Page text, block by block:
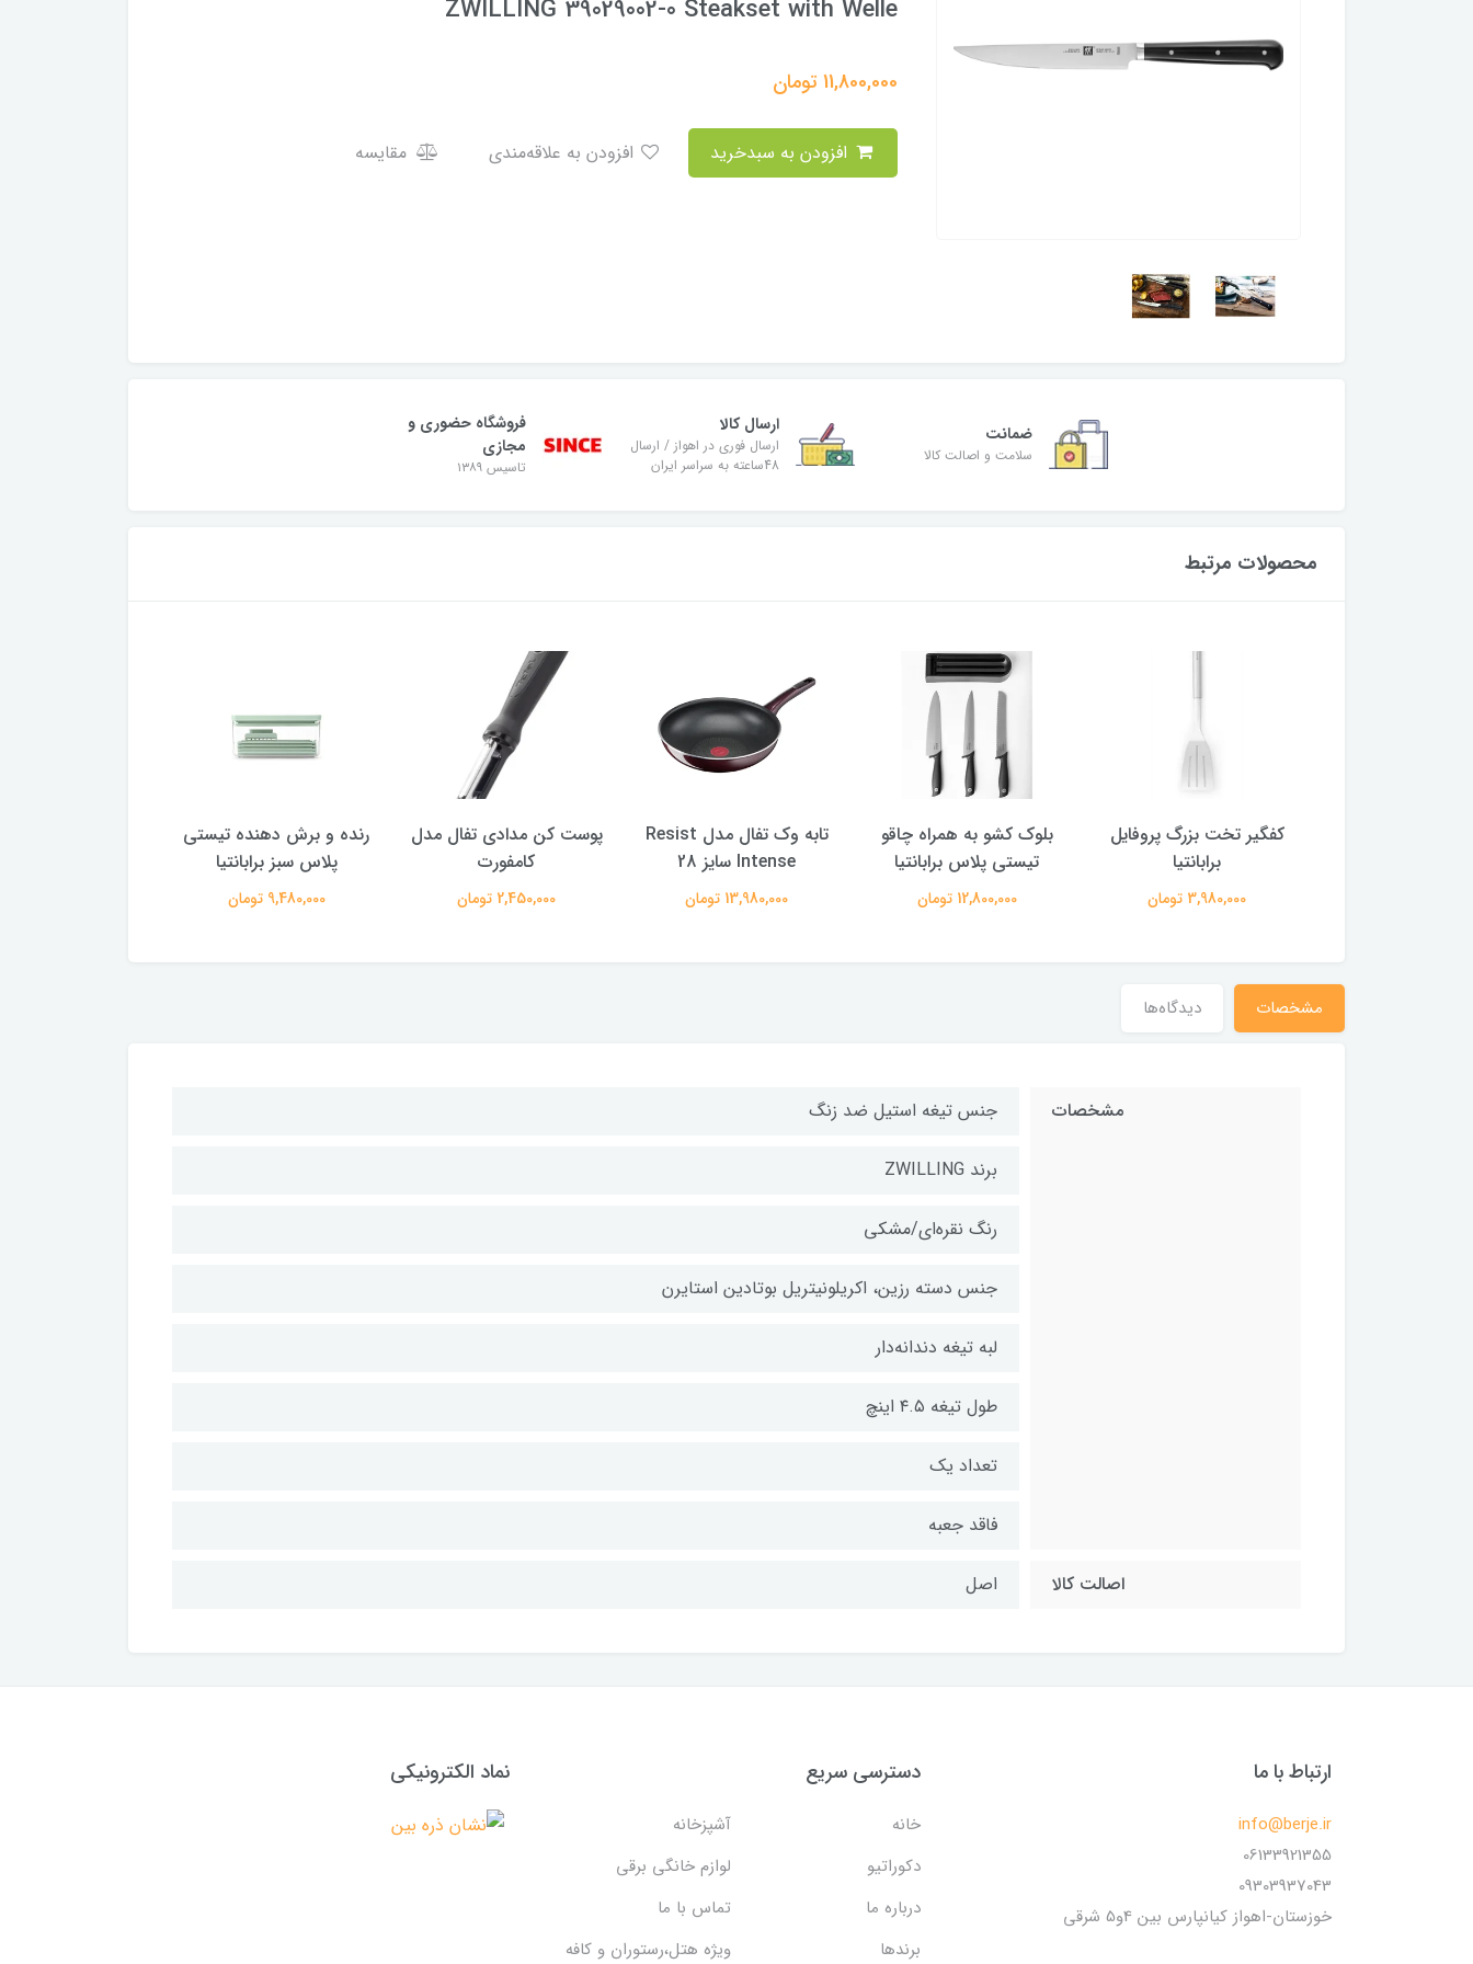
ZWILLING 39029002-0 Steakset with Welle
11,800,000تومان
مقایسه
ضمانت
سلامت و اصالت کالا
ارسال کالا
ارسال فوری در اهواز / ارسال
48ساعته به سراسر ایران
فروشگاه حضوری و
مجازی
تاسیس ۱۳۸۹
محصولات مرتبط
کفگیر تخت بزرگ پروفایل
برابانتیا
3,980,000 تومان
بلوک کشو به همراه چاقو
تیستی پلاس برابانتیا
12,800,000 تومان
تابه وک تفال مدل Resist
Intense سایز 28
13,980,000 تومان
پوست کن مدادی تفال مدل
کامفورت
2,450,000 تومان
رنده و برش دهنده تیستی
پلاس سبز برابانتیا
9,480,000 تومان
مشخصات دیدگاه‌ها
مشخصات جنس تیغه استیل ضد زنگ
برند ZWILLING
رنگ نقره‌ای/مشکی
جنس دسته رزین، اکریلونیتریل بوتادین استایرن
لبه تیغه دندانه‌دار
طول تیغه ۴.۵ اینچ
تعداد یک
فاقد جعبه
اصالت کالا اصل
ارتباط با ما
info@berje.ir
06133921355
09303937043
خوزستان-اهواز کیانپارس بین 4و5 شرقی
دسترسی سریع
خانه
آشپزخانه
دکوراتیو
لوازم خانگی برقی
درباره ما
تماس با ما
برندها
ویژه هتل،رستوران و کافه
نماد الکترونیکی